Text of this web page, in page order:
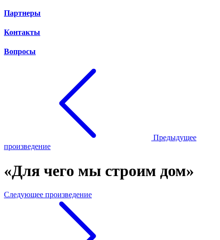
Партнеры
Контакты
Вопросы
Предыдущее
произведение
«Для чего мы строим дом»
Следующее произведение